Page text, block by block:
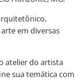
em diversas
atelier do artista
sua temática com